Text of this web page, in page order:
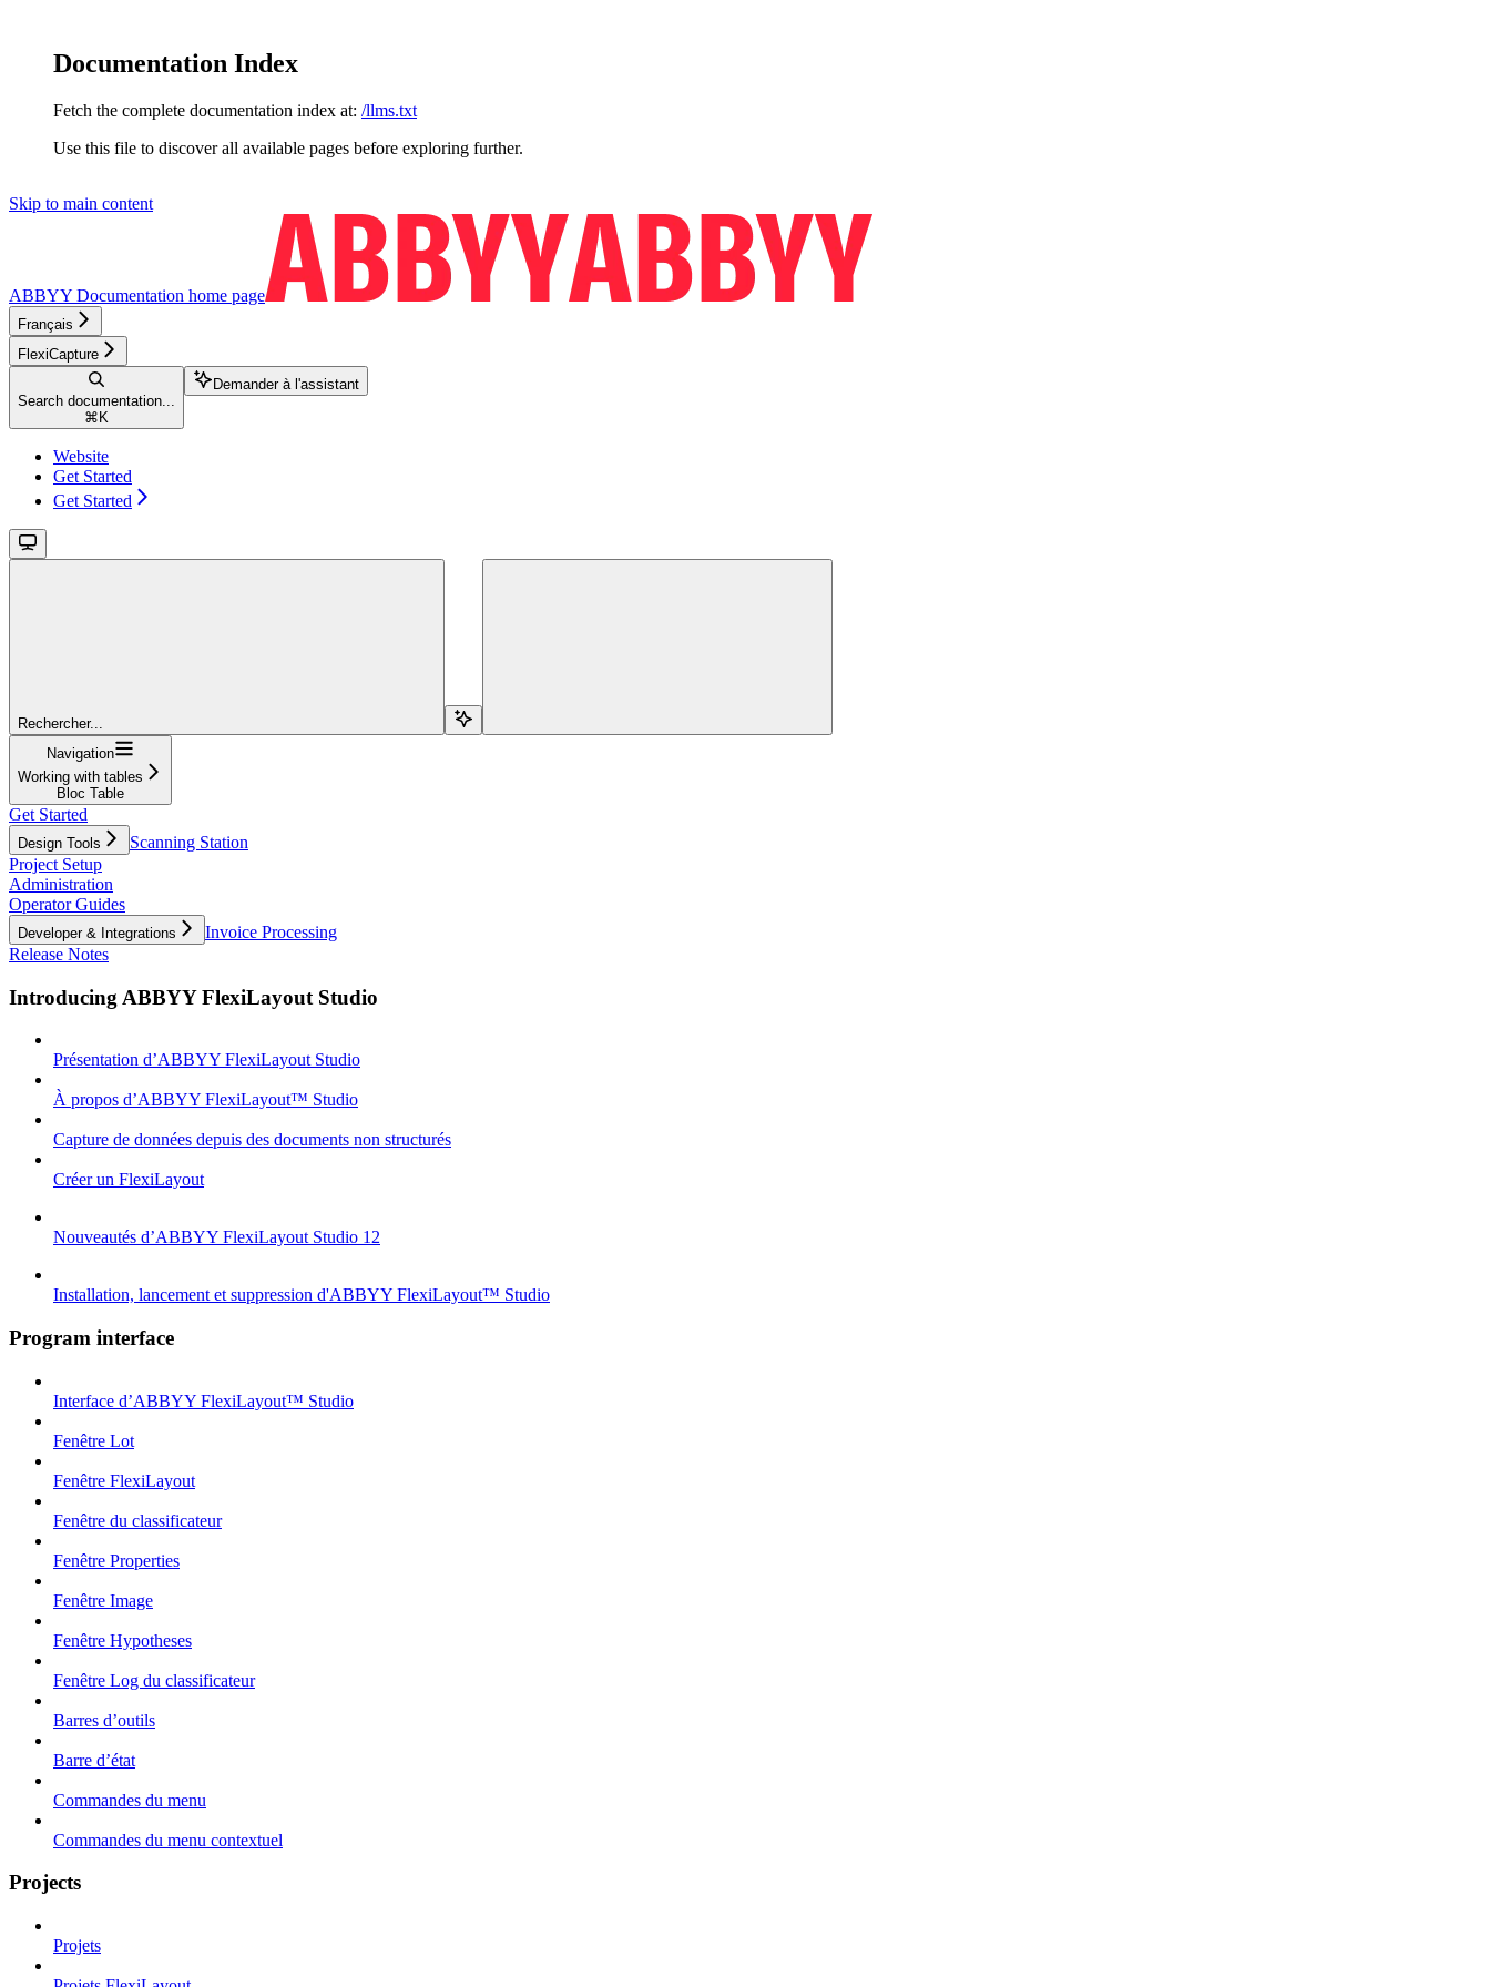
Documentation Index
Fetch the complete documentation index at: /llms.txt
Use this file to discover all available pages before exploring further.
Skip to main content
ABBYY Documentation home page
Français
FlexiCapture
Search documentation...
⌘ K
Demander à l'assistant
Website
Get Started
Get Started
Rechercher...
Navigation
Working with tables
Bloc Table
Get Started
Design Tools
Scanning Station
Project Setup
Administration
Operator Guides
Developer & Integrations
Invoice Processing
Release Notes
Introducing ABBYY FlexiLayout Studio
Présentation d’ABBYY FlexiLayout Studio
À propos d’ABBYY FlexiLayout™ Studio
Capture de données depuis des documents non structurés
Créer un FlexiLayout
Nouveautés d’ABBYY FlexiLayout Studio 12
Installation, lancement et suppression d'ABBYY FlexiLayout™ Studio
Program interface
Interface d’ABBYY FlexiLayout™ Studio
Fenêtre Lot
Fenêtre FlexiLayout
Fenêtre du classificateur
Fenêtre Properties
Fenêtre Image
Fenêtre Hypotheses
Fenêtre Log du classificateur
Barres d’outils
Barre d’état
Commandes du menu
Commandes du menu contextuel
Projects
Projets